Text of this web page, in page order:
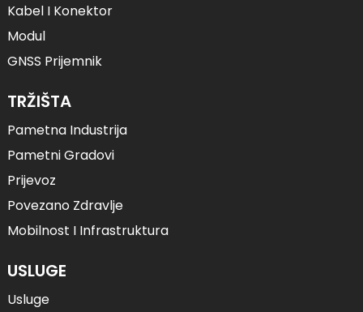
Kabel I Konektor
Modul
GNSS Prijemnik
TRŽIŠTA
Pametna Industrija
Pametni Gradovi
Prijevoz
Povezano Zdravlje
Mobilnost I Infrastruktura
USLUGE
Usluge